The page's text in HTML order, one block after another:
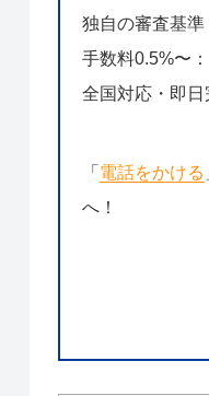
独自の審査基準
手数料0.5%〜
全国対応・即日
「 電話をかける
へ！